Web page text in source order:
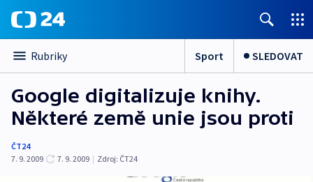
Rubriky Sport SLEDOVAT
Google digitalizuje knihy.
Některé země unie jsou proti
ČT24
7. 9. 2009
7. 9. 2009 | Zdroj: ČT24